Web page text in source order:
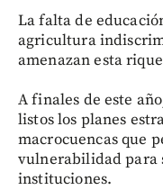
La falta de
agricultura
amenazan esta
A finales de este
listos los planes
macrocuencas que
vulnerabilidad para
instituciones.